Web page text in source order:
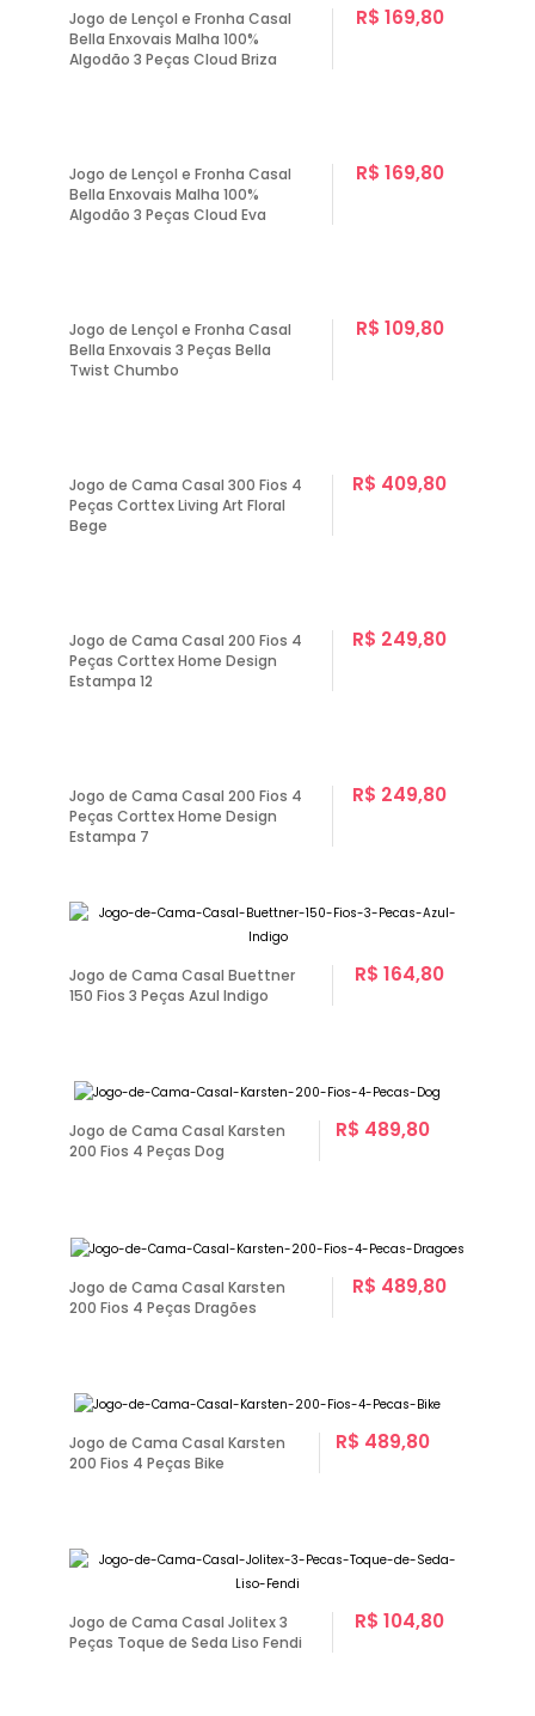
Jogo de Lençol e Fronha Casal
Bella Enxovais Malha 100%
Algodão 3 Peças Cloud Briza
R$ 169,80
Jogo de Lençol e Fronha Casal
Bella Enxovais Malha 100%
Algodão 3 Peças Cloud Eva
R$ 169,80
Jogo de Lençol e Fronha Casal
Bella Enxovais 3 Peças Bella
Twist Chumbo
R$ 109,80
Jogo de Cama Casal 300 Fios 4
Peças Corttex Living Art Floral
Bege
R$ 409,80
Jogo de Cama Casal 200 Fios 4
Peças Corttex Home Design
Estampa 12
R$ 249,80
Jogo de Cama Casal 200 Fios 4
Peças Corttex Home Design
Estampa 7
R$ 249,80
Jogo de Cama Casal Buettner
150 Fios 3 Peças Azul Indigo
R$ 164,80
Jogo de Cama Casal Karsten
200 Fios 4 Peças Dog
R$ 489,80
Jogo de Cama Casal Karsten
200 Fios 4 Peças Dragões
R$ 489,80
Jogo de Cama Casal Karsten
200 Fios 4 Peças Bike
R$ 489,80
Jogo de Cama Casal Jolitex 3
Peças Toque de Seda Liso Fendi
R$ 104,80